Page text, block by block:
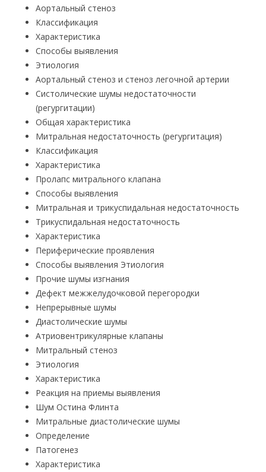
Аортальный стеноз
Классификация
Характеристика
Способы выявления
Этиология
Аортальный стеноз и стеноз легочной артерии
Систолические шумы недостаточности
(регургитации)
Общая характеристика
Митральная недостаточность (регургитация)
Классификация
Характеристика
Пролапс митрального клапана
Способы выявления
Митральная и трикуспидальная недостаточность
Трикуспидальная недостаточность
Характеристика
Периферические проявления
Способы выявления Этиология
Прочие шумы изгнания
Дефект межжелудочковой перегородки
Непрерывные шумы
Диастолические шумы
Атриовентрикулярные клапаны
Митральный стеноз
Этиология
Характеристика
Реакция на приемы выявления
Шум Остина Флинта
Митральные диастолические шумы
Определение
Патогенез
Характеристика